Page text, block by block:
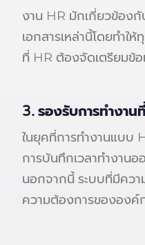
งาน HR มักเกี่ยวข้องกั
เอกสารเหล่านี้โดยทำ
ที่ HR ต้องจัดเตรียมข้
3. รองรับการทำงา
ในยุคที่การทำงานแบบ
การบันทึกเวลาทำงาน
นอกจากนี้ ระบบที่มีคว
ความต้องการขององค์